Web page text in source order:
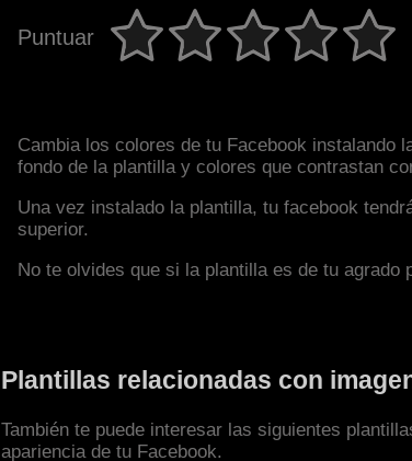
Puntuar
Cambia los colores de tu Facebook instalando
fondo de la plantilla y colores que contrastan
Una vez instalado la plantilla, tu facebook
superior.
No te olvides que si la plantilla es de tu agrado
Plantillas relacionadas con
También te puede interesar las siguientes
apariencia de tu Facebook.